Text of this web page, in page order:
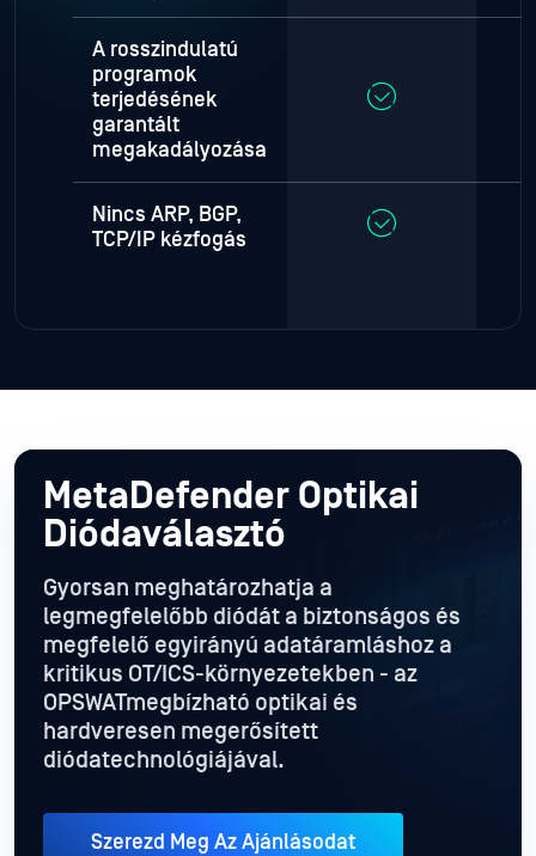
A rosszindulatú
programok
terjedésének
garantált
megakadályozása
Nincs ARP, BGP,
TCP/IP kézfogás
MetaDefender Optikai
Diódaválasztó
Gyorsan meghatározhatja a
legmegfelelőbb diódát a biztonságos és
megfelelő egyirányú adatáramláshoz a
kritikus OT/ICS-környezetekben - az
OPSWATmegbízható optikai és
hardveresen megerősített
diódatechnológiájával.
Szerezd Meg Az Ajánlásodat